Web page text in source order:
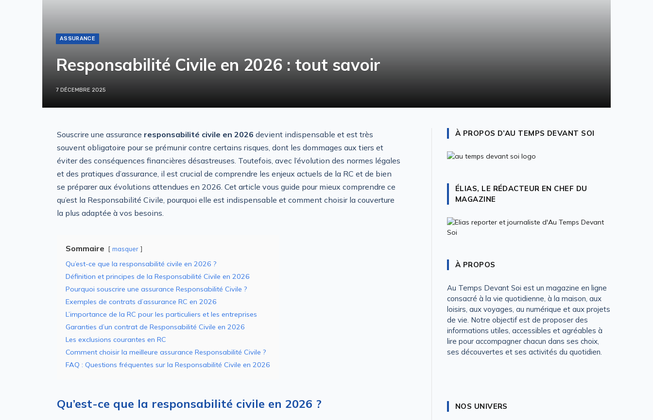
ASSURANCE
Responsabilité Civile en 2026 : tout savoir
7 DÉCEMBRE 2025
Souscrire une assurance responsabilité civile en 2026devient indispensable et est très
souvent obligatoire pour se prémunir contre certains risques, dont les dommages aux tiers et
éviter des conséquences financières désastreuses. Toutefois, avec l’évolution des normes légales
et des pratiques d’assurance, il est crucial de comprendre les enjeux actuels de la RC et de bien
se préparer aux évolutions attendues en 2026. Cet article vous guide pour mieux comprendre ce
qu’est la Responsabilité Civile, pourquoi elle est indispensable et comment choisir la couverture
la plus adaptée à vos besoins.
Sommaire masquer
Qu’est-ce que la responsabilité civile en 2026 ?
Définition et principes de la Responsabilité Civile en 2026
Pourquoi souscrire une assurance Responsabilité Civile ?
Exemples de contrats d’assurance RC en 2026
L’importance de la RC pour les particuliers et les entreprises
Garanties d’un contrat de Responsabilité Civile en 2026
Les exclusions courantes en RC
Comment choisir la meilleure assurance Responsabilité Civile ?
FAQ : Questions fréquentes sur la Responsabilité Civile en 2026
Qu’est-ce que la responsabilité civile en 2026 ?
À PROPOS D’AU TEMPS DEVANT SOI
ÉLIAS, LE RÉDACTEUR EN CHEF DU
MAGAZINE
À PROPOS
Au Temps Devant Soi est un magazine en ligne
consacré à la vie quotidienne, à la maison, aux
loisirs, aux voyages, au numérique et aux projets
de vie. Notre objectif est de proposer des
informations utiles, accessibles et agréables à
lire pour accompagner chacun dans ses choix,
ses découvertes et ses activités du quotidien.
NOS UNIVERS